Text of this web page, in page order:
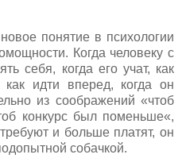
понятие в психологии
Когда человеку с
себя, когда его учат, как
идти вперед, когда он
из соображений «чтоб
конкурс был поменьше«,
и больше платят, он
собачкой.